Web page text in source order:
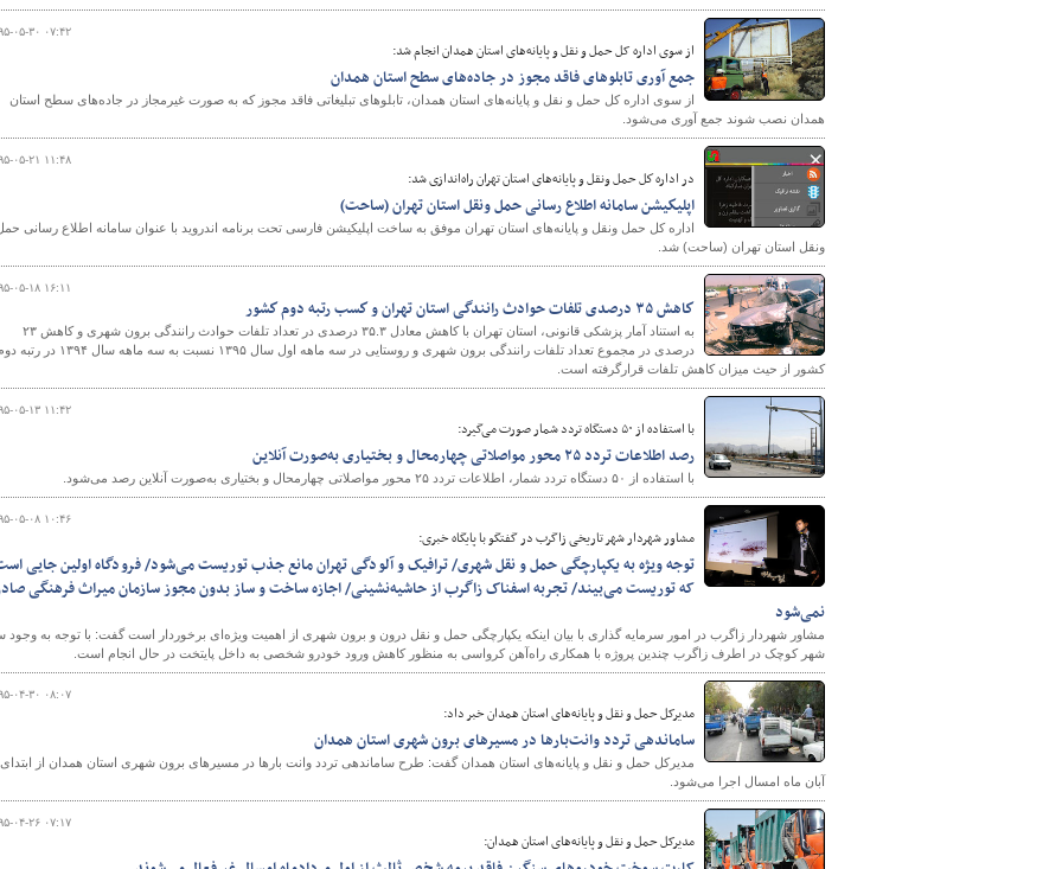
۱۳۹۵-۰۵-۳۰
از سوی اداره کل حمل و نقل و پایانه‌های استان همدان انجام شد:
جمع آوری تابلوهای فاقد مجوز در جاده‌های سطح استان همدان
از سوی اداره کل حمل و نقل و پایانه‌های استان همدان، تابلوهای تبلیغاتی فاقد مجوز که به صورت غیرمجاز در جاده‌های سطح استان
همدان نصب شوند جمع آوری می‌شود.
۱۳۹۵-۰۵-۲۱
در اداره كل حمل ونقل و پایانه‌های استان تهران راه‌اندازی شد:
اپلیكیشن سامانه اطلاع رسانی حمل ونقل استان تهران (ساحت)
اداره كل حمل ونقل و پایانه‌های استان تهران موفق به ساخت اپلیکیشن فارسی تحت برنامه اندروید با عنوان سامانه اطلاع رسانی
ونقل استان تهران (ساحت) شد.
۱۳۹۵-۰۵-۱۸
كاهش ۳۵ درصدی تلفات حوادث رانندگی استان تهران و كسب رتبه دوم كشور
به استناد آمار پزشکی قانونی، استان تهران با کاهش معادل ۳۵.۳ درصدی در تعداد تلفات حوادث رانندگی برون شهری و کاهش ۲۳
درصدی در مجموع تعداد تلفات رانندگی برون شهری و روستایی در سه ماهه اول سال ۱۳۹۵ نسبت به سه ماهه سال ۱۳۹۴ در
کشور از حیث میزان کاهش تلفات قرارگرفته است.
۱۳۹۵-۰۵-۱۳
با استفاده از ۵۰ دستگاه تردد شمار صورت می‌گیرد:
رصد اطلاعات تردد ۲۵ محور مواصلاتی چهارمحال و بختیاری به‌صورت آنلاین
با استفاده از ۵۰ دستگاه تردد شمار، اطلاعات تردد ۲۵ محور مواصلاتی چهارمحال و بختیاری به‌صورت آنلاین رصد می‌شود.
۱۳۹۵-۰۵-۰۸
مشاور شهردار شهر تاریخی زاگرب در گفتگو با پایگاه خبری:
توجه ویژه به یکپارچگی حمل و نقل شهری/ ترافیک و آلودگی تهران مانع جذب توریست می‌شود/ فرودگاه اولین جایی
که توریست می‌بیند/ تجربه اسفناک زاگرب از حاشیه‌نشینی/ اجازه ساخت و ساز بدون مجوز سازمان میراث فرهنگی
نمی‌شود
مشاور شهردار زاگرب در امور سرمایه گذاری با بیان اینکه یکپارچگی حمل و نقل درون و برون شهری از اهمیت ویژه‌ای برخوردار است گفت: با توجه به وجود
شهر کوچک در اطرف زاگرب چندین پروژه با همکاری راه‌آهن کرواسی به منظور کاهش ورود خودرو شخصی به داخل پایتخت در حال انجام است.
۱۳۹۵-۰۴-۳۰
مدیرکل حمل و نقل و پایانه‌های استان همدان خبر داد:
ساماندهی تردد وانت‌بارها در مسیرهای برون شهری استان همدان
مدیرکل حمل و نقل و پایانه‌های استان همدان گفت: طرح ساماندهی تردد وانت بارها در مسیرهای برون شهری استان همدان از ابتدای
آبان ماه امسال اجرا می‌شود.
۱۳۹۵-۰۴-۲۶
مدیرکل حمل و نقل و پایانه‌های استان همدان: